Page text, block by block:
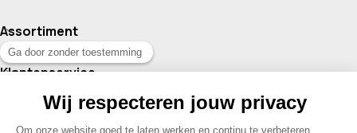
Assortiment
Klantenservice
Contact